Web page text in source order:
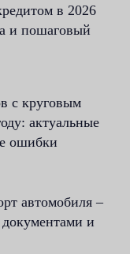
в 2026
и пошаговый
с круговым
актуальные
ошибки
автомобиля –
и